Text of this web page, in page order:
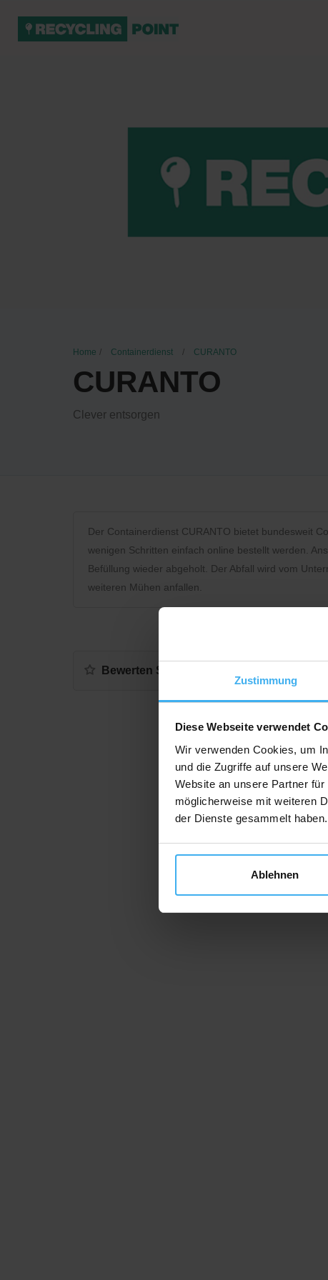
Zustimmung
Diese Webseite verwendet
Wir verwenden Cookies, um
und die Zugriffe auf unsere
Website an unsere Partner
möglicherweise mit weiteren
der Dienste gesammelt haben.
Ablehnen
Home Containerdienst CURANTO
CURANTO
Clever entsorgen
Der Containerdienst CURANTO bietet bundesweit
wenigen Schritten einfach online bestellt werden.
Befüllung wieder abgeholt. Der Abfall wird vom
weiteren Mühen anfallen.
Bewerten Sie uns